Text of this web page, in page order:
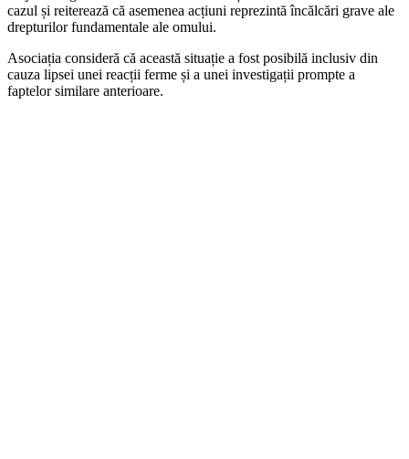
cazul și reiterează că asemenea acțiuni reprezintă încălcări grave ale
drepturilor fundamentale ale omului.
Asociația consideră că această situație a fost posibilă inclusiv din
cauza lipsei unei reacții ferme și a unei investigații prompte a
faptelor similare anterioare.